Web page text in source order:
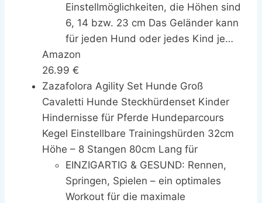
Einstellmöglichkeiten, die Höhen sind
6, 14 bzw. 23 cm Das Geländer kann
für jeden Hund oder jedes Kind je
nach Größe oder Alter angepasst
werden. Flexibilität hilft, in Schritten
zu trainieren und je nach Zeitplan
Amazon
26.99 €
Zazafolora Agility Set Hunde Groß
Cavaletti Hunde Steckhürdenset Kinder
Hindernisse für Pferde Hundeparcours
Kegel Einstellbare Trainingshürden 32cm
Höhe – 8 Stangen 80cm Lang für
EINZIGARTIG & GESUND: Rennen,
Springen, Spielen – ein optimales
Workout für die maximale